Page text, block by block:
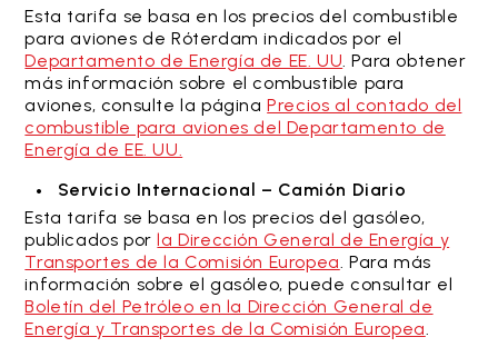
Esta tarifa se basa en los precios del combustible
para aviones de Róterdam indicados por el
Departamento de Energía de EE. UU. Para obtener
más información sobre el combustible para
aviones, consulte la páginaPrecios al contado del
combustible para aviones del Departamento de
Energía de EE. UU.
Servicio Internacional – Camión Diario
Esta tarifa se basa en los precios del gasóleo,
publicados porla Dirección General de Energía y
Transportes de la Comisión Europea. Para más
información sobre el gasóleo, puede consultar el
Boletín del Petróleo en la Dirección General de
Energía y Transportes de la Comisión Europea.